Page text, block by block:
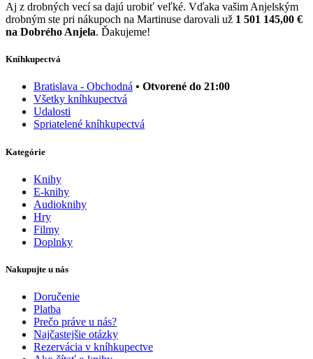
Aj z drobných vecí sa dajú urobiť veľké. Vďaka vašim Anjelským
drobným ste pri nákupoch na Martinuse darovali už 1 501 145,00 €
na Dobrého Anjela. Ďakujeme!
Kníhkupectvá
Bratislava - Obchodná • Otvorené do 21:00
Všetky kníhkupectvá
Udalosti
Spriatelené kníhkupectvá
Kategórie
Knihy
E-knihy
Audioknihy
Hry
Filmy
Doplnky
Nakupujte u nás
Doručenie
Platba
Prečo práve u nás?
Najčastejšie otázky
Rezervácia v kníhkupectve